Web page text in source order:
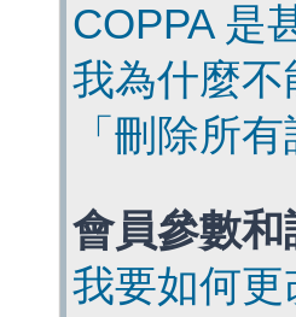
COPPA 是
我為什麼不
「刪除所
會員參數和
我要如何